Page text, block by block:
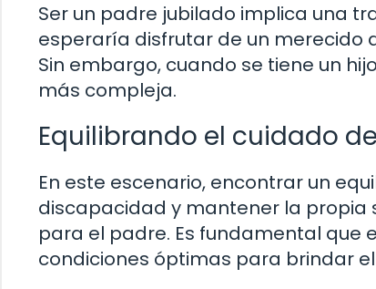
Ser un padre jubilado implica una
esperaría disfrutar de un merecido
Sin embargo, cuando se tiene un
más compleja.
Equilibrando el cuidado
En este escenario, encontrar un
discapacidad y mantener la propia
para el padre. Es fundamental que
condiciones óptimas para brindar